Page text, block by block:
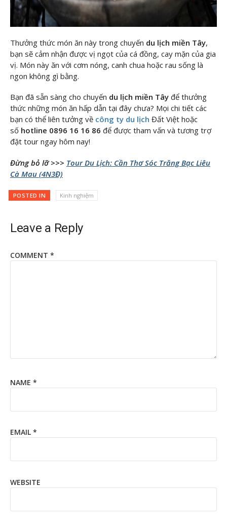
Thưởng thức món ăn này trong chuyến du lịch miền Tây,
bạn sẽ cảm nhận được vị ngọt của cá đồng, cay mặn của gia
vị. Món này ăn với cơm nóng, canh chua hoặc rau sống là
ngon không gì bằng.
Bạn đã sẵn sàng cho chuyến du lịch miền Tây để thưởng
thức những món ăn hấp dẫn tại đây chưa? Mọi chi tiết các
bạn có thể liên tưởng về công ty du lịch Đất Việt hoặc
số hotline 0896 16 16 86 để được tham vấn và tương trợ
đặt tour ngay hôm nay!
Đừng bỏ lỡ >>> Tour Du Lịch: Cần Thơ Sóc Trăng Bạc Liêu
Cà Mau (4N3Đ)
POSTED IN Kinh nghiệm
Leave a Reply
COMMENT *
NAME *
EMAIL *
WEBSITE